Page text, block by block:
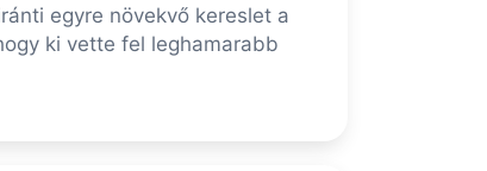
egyre növekvő kereslet a
ki vette fel leghamarabb